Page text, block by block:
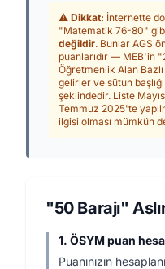
⚠️ Dikkat: İnternette
"Matematik 76-80"
değildir. Bunlar AGS
puanlarıdır — MEB'in
Öğretmenlik Alan
gelirler ve sütun
şeklindedir. Liste
Temmuz 2025'te
ilgisi olması mümkün
"50 Barajı"
1. ÖSYM puan
Puanınızın